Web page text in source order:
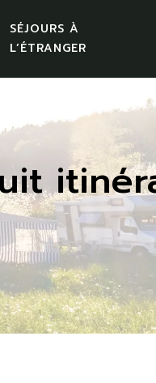
SÉJOURS À
L’ÉTRANGER